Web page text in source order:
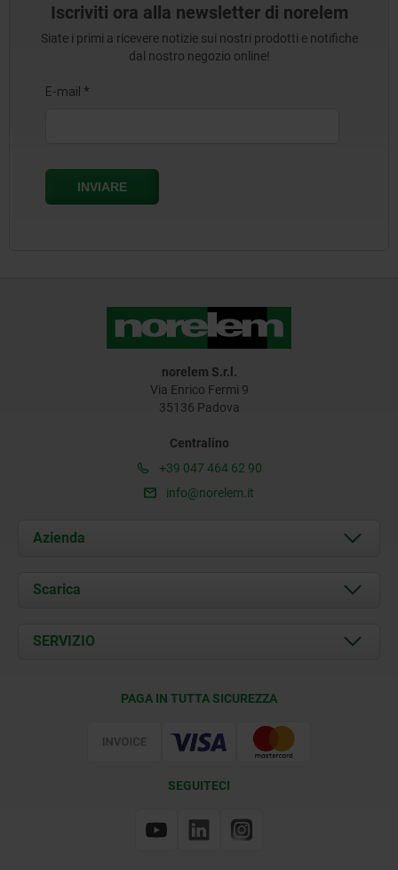
Iscriviti ora alla newsletter di norelem
Siate i primi a ricevere notizie sui nostri prodotti e notifiche
dal nostro negozio online!
norelem S.r.l.
Via Enrico Fermi 9
35136 Padova
Centralino
+39 047 464 62 90
info@norelem.it
Azienda
Chi siamo
Contatti
Scarica
Documents
SERVIZIO
PAGA IN TUTTA SICUREZZA
SEGUITECI